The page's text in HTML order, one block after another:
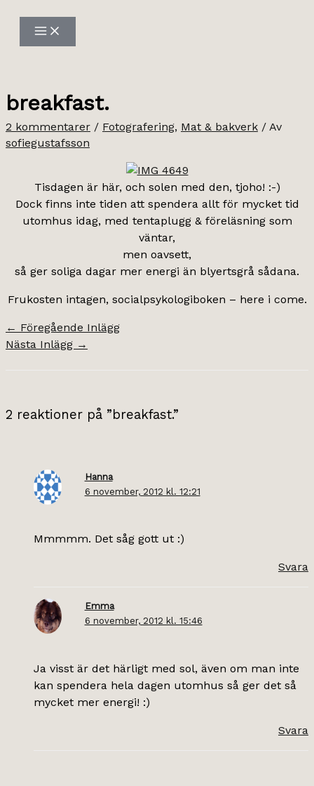
innehåll
breakfast.
2 kommentarer / Fotografering, Mat & bakverk / Av
sofiegustafsson
Tisdagen är här, och solen med den, tjoho! :-)
Dock finns inte tiden att spendera allt för mycket tid
utomhus idag, med tentaplugg & föreläsning som
väntar,
men oavsett,
så ger soliga dagar mer energi än blyertsgrå sådana.
Frukosten intagen, socialpsykologiboken – here i come.
← Föregående Inlägg
Nästa Inlägg →
2 reaktioner på ”breakfast.”
Hanna
6 november, 2012 kl. 12:21
Mmmmm. Det såg gott ut :)
Svara
Emma
6 november, 2012 kl. 15:46
Ja visst är det härligt med sol, även om man inte
kan spendera hela dagen utomhus så ger det så
mycket mer energi! :)
Svara